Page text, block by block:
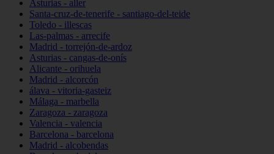
Asturias - aller
Santa-cruz-de-tenerife - santiago-del-teide
Toledo - illescas
Las-palmas - arrecife
Madrid - torrejón-de-ardoz
Asturias - cangas-de-onís
Alicante - orihuela
Madrid - alcorcón
álava - vitoria-gasteiz
Málaga - marbella
Zaragoza - zaragoza
Valencia - valencia
Barcelona - barcelona
Madrid - alcobendas